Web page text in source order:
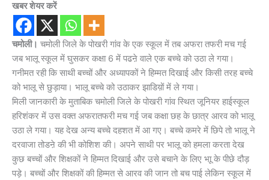
खबर शेयर करें
चमोली। चमोली जिले के पोखरी गांव के एक स्कूल में तब अफरा तफरी मच गई
जब भालू स्कूल में घुसकर कक्षा 6 में पढऩे वाले एक बच्चे को उठा ले गया।
गनीमत रही कि साथी बच्चों और अध्यापकों ने हिम्मत दिखाई और किसी तरह बच्चे
को भालू से छुड़ाया। भालू बच्चे को उठाकर झाडिय़ों में ले गया।
मिली जानकारी के मुताबिक चमोली जिले के पोखरी गांव स्थित जूनियर हाईस्कूल
हरिशंकर में उस वक्त अफरातफरी मच गई जब कक्षा छह के छात्र आरव को भालू
उठा ले गया। यह देख अन्य बच्चे दहशत में आ गए। बच्चे कमरे में छिपे तो भालू ने
दरवाजा तोडऩे की भी कोशिश की। अपने साथी पर भालू को हमला करता देख
कुछ बच्चों और शिक्षकों ने हिम्मत दिखाई और उसे बचाने के लिए भाू के पीछे दौड़
पड़े। बच्चों और शिक्षकों की हिम्मत से आरव की जान तो बच पाई लेकिन स्कूल में